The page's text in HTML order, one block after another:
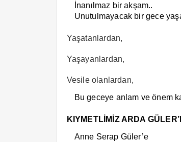
İnanılmaz bir akşam..
Unutulmayacak bir gece
Yaşatanlardan,
Yaşayanlardan,
Vesile olanlardan,
Bu geceye anlam ve önem
KIYMETLİMİZ ARDA
Anne Serap Güler’e